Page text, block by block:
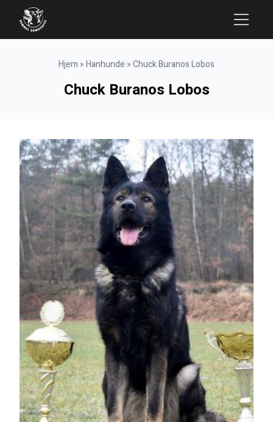
Hjem »Hanhunde »Chuck Buranos Lobos
Chuck Buranos Lobos